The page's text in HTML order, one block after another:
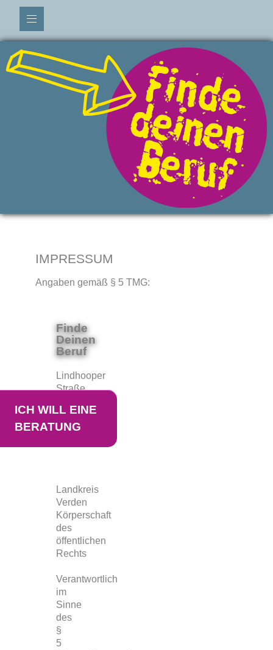
ICH WILL EINE
BERATUNG
IMPRESSUM
Angaben gemäß § 5 TMG:
Finde
Deinen
Beruf
Lindhooper
Straße
27283
Verden
Landkreis
Verden
Körperschaft
des
öffentlichen
Rechts
Verantwortlich
im
Sinne
des
§
5